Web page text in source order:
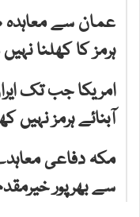
عمان سے معاہدہ
ہرمز کا کھلنا
امریکا جب تک
آبنائے ہرمز نہیں
مکہ دفاعی
سے بھرپور